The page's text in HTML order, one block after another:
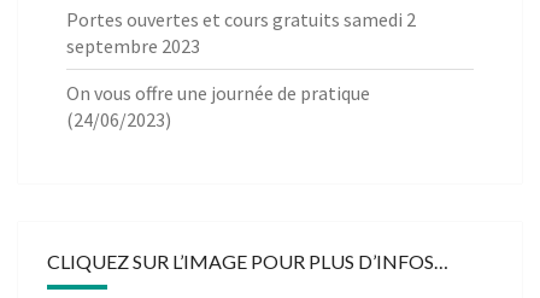
Portes ouvertes et cours gratuits samedi 2
septembre 2023
On vous offre une journée de pratique
(24/06/2023)
CLIQUEZ SUR L’IMAGE POUR PLUS D’INFOS…